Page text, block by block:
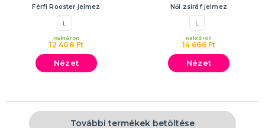
Férfi Rooster jelmez
L
12 408 Ft
Raktáron
Nézet
Női zsiráf jelmez
L
14 666 Ft
Raktáron
Nézet
További termékek betöltése